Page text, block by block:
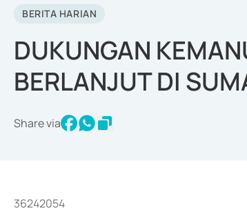
BERITA HARIAN
DUKUNGAN
BERLANJUT DI
Share via
36242054